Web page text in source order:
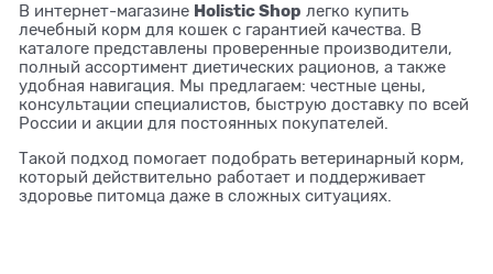
В интернет-магазине Holistic Shop легко купить
лечебный корм для кошек с гарантией качества. В
каталоге представлены проверенные производители,
полный ассортимент диетических рационов, а также
удобная навигация. Мы предлагаем: честные цены,
консультации специалистов, быструю доставку по всей
России и акции для постоянных покупателей.
Такой подход помогает подобрать ветеринарный корм,
который действительно работает и поддерживает
здоровье питомца даже в сложных ситуациях.